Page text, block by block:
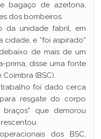
bagaço de azeitona,
dos bombeiros.
da unidade fabril, em
cidade, e “foi aspirado”
de mais de um
prima, disse uma fonte
(BSC).
foi dado cerca
resgate do corpo
que demorou
dos BSC,